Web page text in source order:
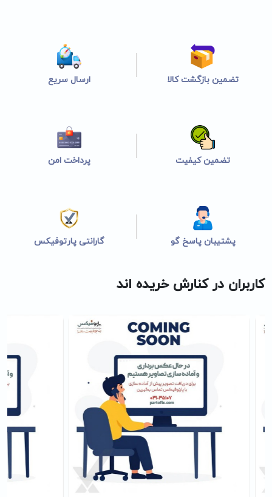
تضمین بازگشت کالا ارسال سریع
تضمین کیفیت پرداخت امن
پشتیبان پاسخ گو گارانتی پارتوفیکس
کاربران در کنارش خریده اند